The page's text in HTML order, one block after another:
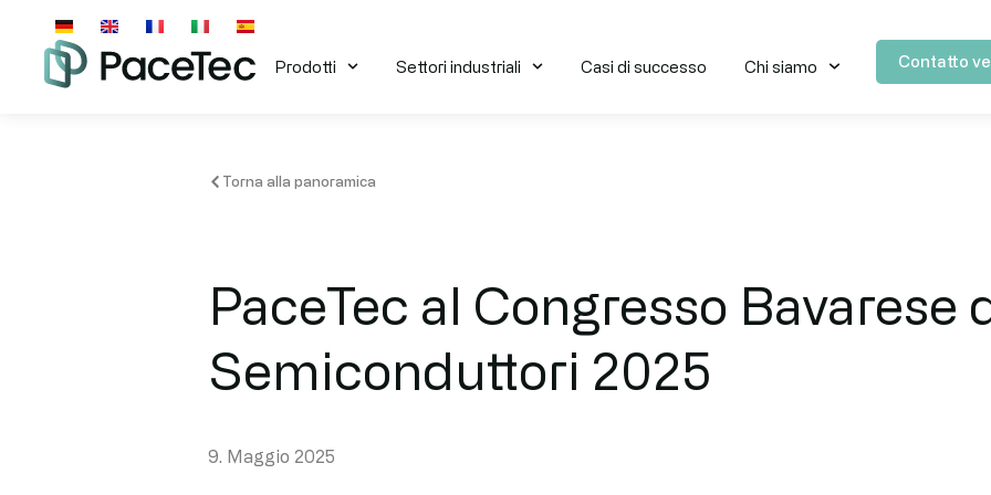
Prodotti Settori industriali Casi di successo Chi siamo Contatto
Torna alla panoramica
PaceTec al Congresso Bavarese
Semiconduttori 2025
9. Maggio 2025